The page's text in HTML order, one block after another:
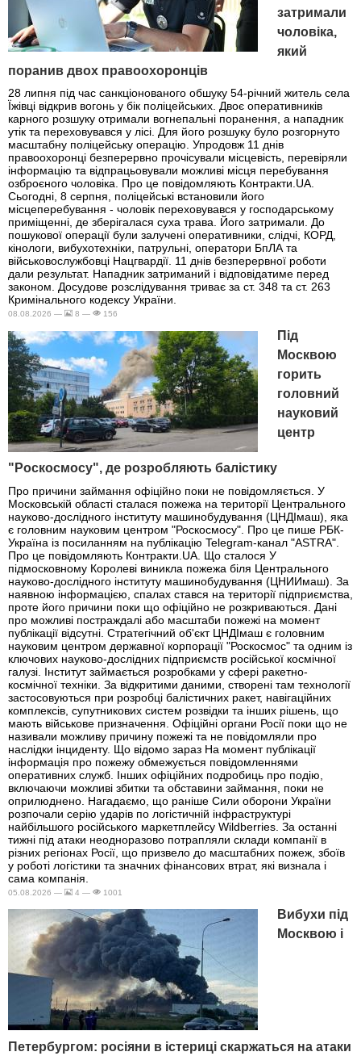
затримали
чоловіка,
який
поранив двох правоохоронців
28 липня під час санкціонованого обшуку 54-річний житель села
Їжівці відкрив вогонь у бік поліцейських. Двоє оперативників
карного розшуку отримали вогнепальні поранення, а нападник
утік та переховувався у лісі. Для його розшуку було розгорнуто
масштабну поліцейську операцію. Упродовж 11 днів
правоохоронці безперервно прочісували місцевість, перевіряли
інформацію та відпрацьовували можливі місця перебування
озброєного чоловіка. Про це повідомляють Контракти.UA.
Сьогодні, 8 серпня, поліцейські встановили його
місцеперебування - чоловік переховувався у господарському
приміщенні, де зберігалася суха трава. Його затримали. До
пошукової операції були залучені оперативники, слідчі, КОРД,
кінологи, вибухотехніки, патрульні, оператори БпЛА та
військовослужбовці Нацгвардії. 11 днів безперервної роботи
дали результат. Нападник затриманий і відповідатиме перед
законом. Досудове розслідування триває за ст. 348 та ст. 263
Кримінального кодексу України.
08.08.2026 — 8 — 156
Під
Москвою
горить
головний
науковий
центр
"Роскосмосу", де розробляють балістику
Про причини займання офіційно поки не повідомляється. У
Московській області сталася пожежа на території Центрального
науково-дослідного інституту машинобудування (ЦНДІмаш), яка
є головним науковим центром "Роскосмосу". Про це пише РБК-
Україна із посиланням на публікацію Telegram-канал "ASTRA".
Про це повідомляють Контракти.UA. Що сталося У
підмосковному Королеві виникла пожежа біля Центрального
науково-дослідного інституту машинобудування (ЦНИИмаш). За
наявною інформацією, спалах стався на території підприємства,
проте його причини поки що офіційно не розкриваються. Дані
про можливі постраждалі або масштаби пожежі на момент
публікації відсутні. Стратегічний об'єкт ЦНДІмаш є головним
науковим центром державної корпорації "Роскосмос" та одним із
ключових науково-дослідних підприємств російської космічної
галузі. Інститут займається розробками у сфері ракетно-
космічної техніки. За відкритими даними, створені там технології
застосовуються при розробці балістичних ракет, навігаційних
комплексів, супутникових систем розвідки та інших рішень, що
мають військове призначення. Офіційні органи Росії поки що не
називали можливу причину пожежі та не повідомляли про
наслідки інциденту. Що відомо зараз На момент публікації
інформація про пожежу обмежується повідомленнями
оперативних служб. Інших офіційних подробиць про подію,
включаючи можливі збитки та обставини займання, поки не
оприлюднено. Нагадаємо, що раніше Сили оборони України
розпочали серію ударів по логістичній інфраструктурі
найбільшого російського маркетплейсу Wildberries. За останні
тижні під атаки неодноразово потрапляли склади компанії в
різних регіонах Росії, що призвело до масштабних пожеж, збоїв
у роботі логістики та значних фінансових втрат, які визнала і
сама компанія.
05.08.2026 — 4 — 1001
Вибухи під
Москвою і
Петербургом: росіяни в істериці скаржаться на атаки